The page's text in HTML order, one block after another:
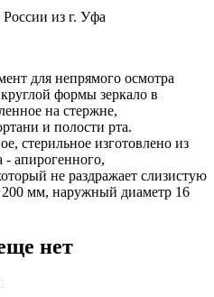
из г. Уфа
для непрямого осмотра
формы зеркало в
на стержне,
и полости рта.
стерильное изготовлено из
- апирогенного,
не раздражает слизистую
200 мм, наружный диаметр 16
нет